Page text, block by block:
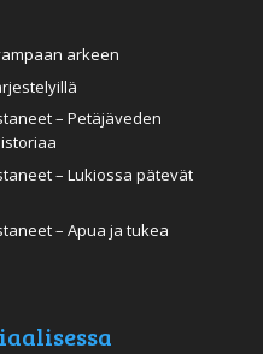
arkeen
– Petäjäveden
– Lukiossa pätevät
– Apua ja tukea